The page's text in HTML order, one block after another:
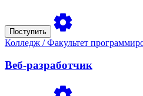
Поступить
Колледж / Факультет
Веб-разработчик